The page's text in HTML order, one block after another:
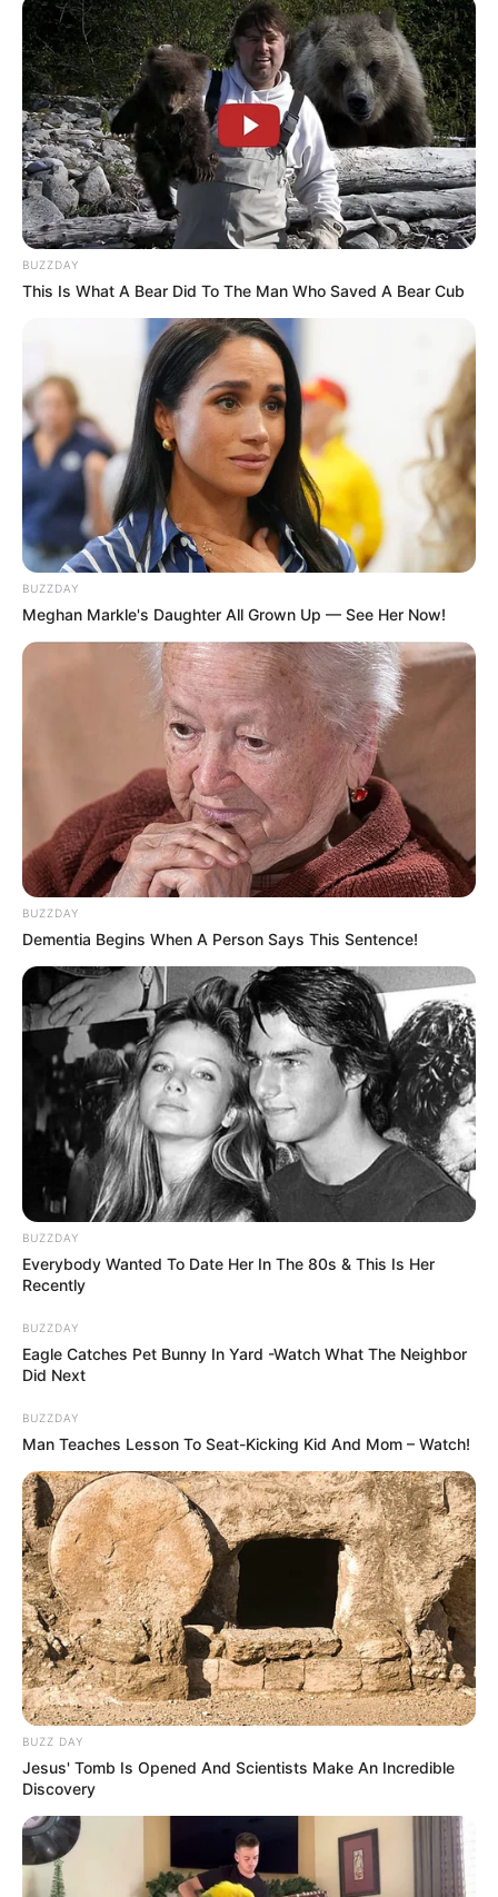
BUZZDAY
This Is What A Bear Did To The Man Who Saved A Bear Cub
BUZZDAY
Meghan Markle's Daughter All Grown Up — See Her Now!
BUZZDAY
Dementia Begins When A Person Says This Sentence!
BUZZDAY
Everybody Wanted To Date Her In The 80s & This Is Her
Recently
BUZZDAY
Eagle Catches Pet Bunny In Yard -Watch What The Neighbor
Did Next
BUZZDAY
Man Teaches Lesson To Seat-Kicking Kid And Mom – Watch!
BUZZ DAY
Jesus' Tomb Is Opened And Scientists Make An Incredible
Discovery